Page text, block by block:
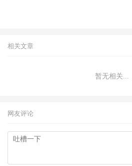
相关文章
暂无相关...
网友评论